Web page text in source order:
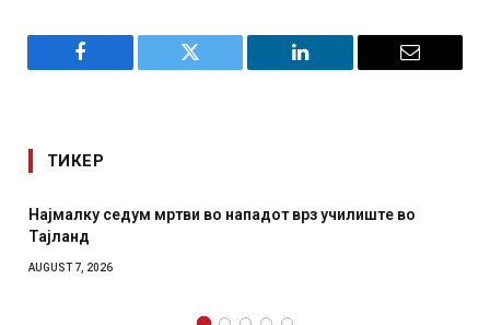
Facebook Twitter LinkedIn Email
ТИКЕР
СОЗИС: Украинците повеќе им веруваат на
отколку на Зеленски
AUGUST 7, 2026